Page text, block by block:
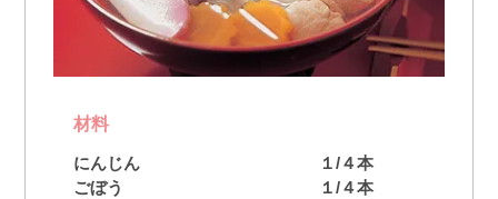
材料
にんじん
１/４本
ごぼう
１/４本